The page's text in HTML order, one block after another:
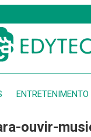
ENTRETENIMENTO
ouvir-